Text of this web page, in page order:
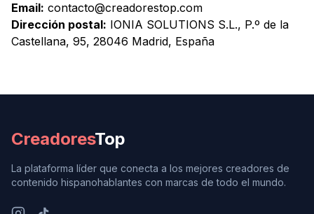
Email: contacto@creadorestop.com
Dirección postal: IONIA SOLUTIONS S.L., P.º de la
Castellana, 95, 28046 Madrid, España
CreadoresTop
La plataforma líder que conecta a los mejores creadores de
contenido hispanohablantes con marcas de todo el mundo.